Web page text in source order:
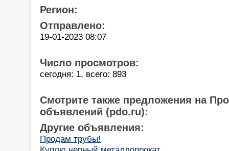
Регион:
Отправлено:
19-01-2023 08:07
Число просмотров:
сегодня: 1, всего: 893
Смотрите также предложения на
объявлений (pdo.ru):
Другие объявления:
Продам трубы!